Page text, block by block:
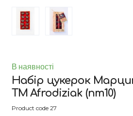
В наявності
Набір цукерок
ТМ Afrodiziak (nm10)
Product code 27